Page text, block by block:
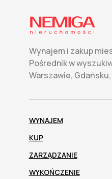
Wynajem i zakup
Pośrednik w
Warszawie,
WYNAJEM
ZARZĄDZANIE
KUP
WYKOŃCZENIE